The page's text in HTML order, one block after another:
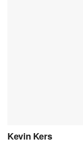
Kevin Kers